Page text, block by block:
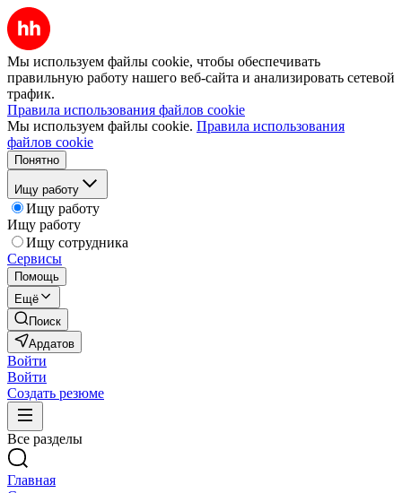
Мы используем файлы cookie, чтобы обеспечивать
правильную работу нашего веб-сайта и анализировать сетевой
трафик.
Правила использования файлов cookie
Мы используем файлы cookie. Правила использования
файлов cookie
Понятно
Ищу работу
Ищу работу
Ищу работу
Ищу сотрудника
Сервисы
Помощь
Ещё
Поиск
Ардатов
Войти
Войти
Создать резюме
Все разделы
Главная